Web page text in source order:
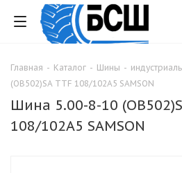
Главная - Каталог - Шины -
(ОВ502)SA TTF 108/102A5 SAMSON
Шина 5.00-8-10
108/102A5 SAMSON